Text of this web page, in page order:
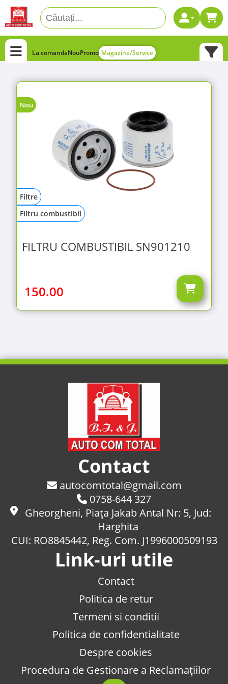
La comandaNouPromo Magazine/Service
Nou
Filtre
Filtru combustibil
FILTRU COMBUSTIBIL SN901210
150.00
Contact
autocomtotal@gmail.com
0758-644 327
Gheorgheni, Piaţa Jakab Antal Nr: 5, Jud:
Harghita
CUI: RO8845442, Reg. Com. J1996000509193
Link-uri utile
Contact
Politica de retur
Termeni si conditii
Politica de confidentialitate
Despre cookies
Procedura de Gestionare a Reclamațiilor